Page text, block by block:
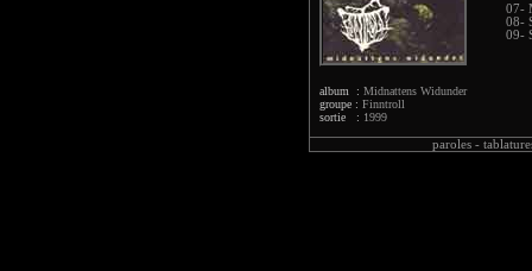
album : Midnattens Widunder
groupe : Finntroll
sortie : 1999
07-
08-
09-
paroles -